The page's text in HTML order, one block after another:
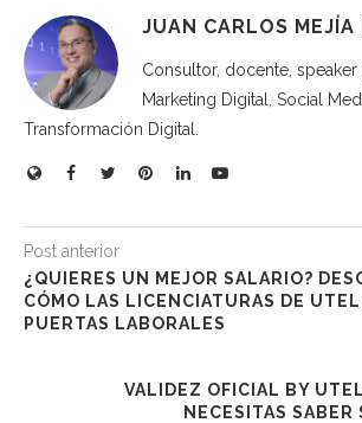
JUAN CARLOS MEJÍA
Consultor, docente, speaker
Marketing Digital, Social
Transformación Digital.
Post anterior
¿QUIERES UN MEJOR SALARIO?
CÓMO LAS LICENCIATURAS DE UTEL
PUERTAS LABORALES
VALIDEZ OFICIAL BY
NECESITAS SABER